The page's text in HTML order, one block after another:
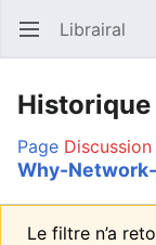
Ouvrir le menu principal Librairal
Historique
Page Discussion
Why-
Le filtre n’a